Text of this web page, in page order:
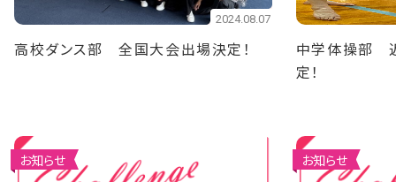
2024.08.07
高校ダンス部 全国大会出場決定！
中学体操部
定！
お知らせ お知らせ